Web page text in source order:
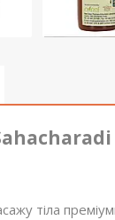
тіла